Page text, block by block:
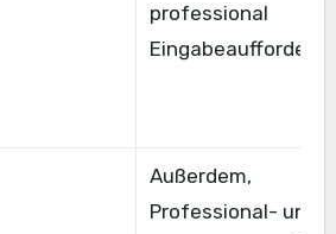
professional
Außerdem,
Professional- und